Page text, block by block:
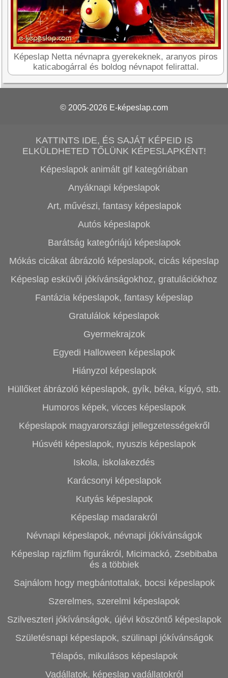
Képeslap Netta névnapra gyerekeknek, aranyos piros
katicabogárral és boldog névnapot felirattal.
© 2005-2026 E-képeslap.com
KATTINTS IDE, ÉS SAJÁT KÉPEID IS
ELKÜLDHETED TŐLÜNK KÉPESLAPKÉNT!
Képeslapok animált gif kategóriában
Anyáknapi képeslapok
Art, művészi, fantasy képeslapok
Autós képeslapok
Barátság kategóriájú képeslapok
Mókás cicákat ábrázoló képeslapok, cicás képeslap
Képeslap esküvői jókívánságokhoz, gratulációkhoz
Fantázia képeslapok, fantasy képeslap
Gratulálok képeslapok
Gyermekrajzok
Egyedi Halloween képeslapok
Hiányzol képeslapok
Hüllőket ábrázoló képeslapok, gyík, béka, kígyó, stb.
Humoros képek, vicces képeslapok
Képeslapok magyarországi jellegzetességekről
Húsvéti képeslapok, nyuszis képeslapok
Iskola, iskolakezdés
Karácsonyi képeslapok
Kutyás képeslapok
Képeslap madarakról
Névnapi képeslapok, névnapi jókívánságok
Képeslap rajzfilm figurákról, Micimackó, Zsebibaba
és a többiek
Sajnálom hogy megbántottalak, bocsi képeslapok
Szerelmes, szerelmi képeslapok
Szilveszteri jókívánságok, újévi köszöntő képeslapok
Születésnapi képeslapok, szülinapi jókívánságok
Télapós, mikulásos képeslapok
Vadállatok, képeslap vadállatokról